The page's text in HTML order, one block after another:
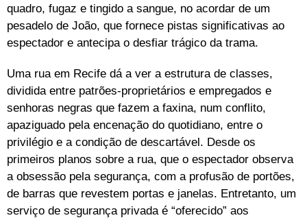
quadro, fugaz e tingido a sangue, no acordar de um
pesadelo de João, que fornece pistas significativas ao
espectador e antecipa o desfiar trágico da trama.
Uma rua em Recife dá a ver a estrutura de classes,
dividida entre patrões-proprietários e empregados e
senhoras negras que fazem a faxina, num conflito,
apaziguado pela encenação do quotidiano, entre o
privilégio e a condição de descartável. Desde os
primeiros planos sobre a rua, que o espectador observa
a obsessão pela segurança, com a profusão de portões,
de barras que revestem portas e janelas. Entretanto, um
serviço de segurança privada é “oferecido” aos